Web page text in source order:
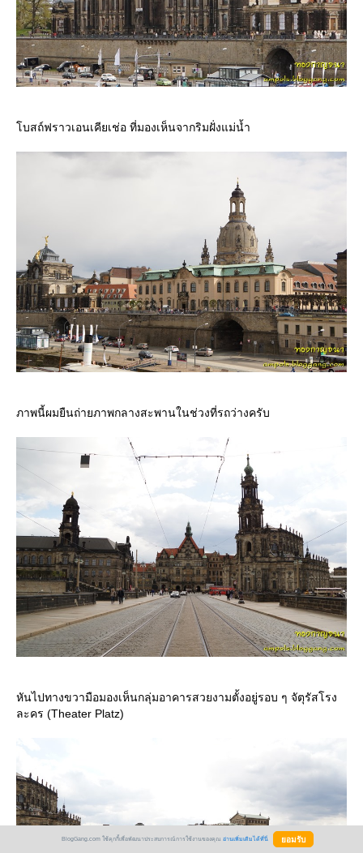
บสถ์ฟราวเอนเคียเช่อ ที่มองเห็นจากริมฝั่งแม่น้ำ
ภาพนี้ผมยืนถ่ายภาพกลางสะพานในช่วงที่รถว่างครับ
หันไปทางขวามือมองเห็นกลุ่มอาคารสวยงามตั้งอยู่รอบ ๆ จัตุรัสโรง
ละคร (Theater Platz)
BlogGang.com ใช้คุกกี้เพื่อพัฒนาประสบการณ์การใช้งานของคุณ อ่านเพิ่มเติมได้ที่นี่